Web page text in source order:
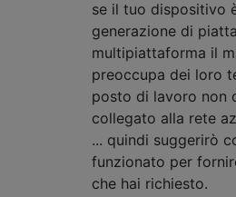
se il tuo dispositivo
generazione di
multipiattaforma il
preoccupa dei loro
posto di lavoro non
collegato alla rete
... quindi suggerirò
funzionato per
che hai richiesto.